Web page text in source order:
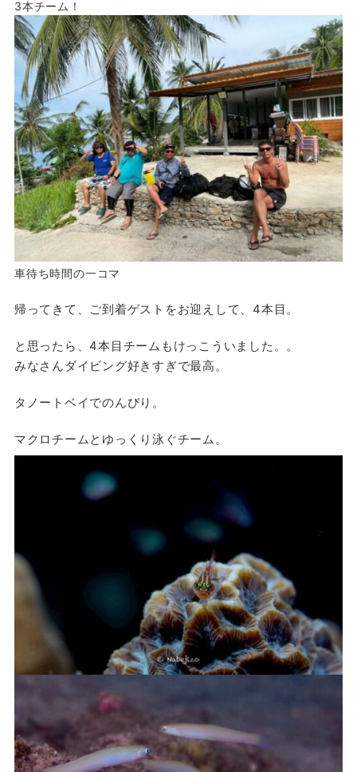
3本チーム！
車待ち時間の一コマ
帰ってきて、ご到着ゲストをお迎えして、4本目。
と思ったら、4本目チームもけっこういました。。
みなさんダイビング好きすぎで最高。
タノートベイでのんびり。
マクロチームとゆっくり泳ぐチーム。